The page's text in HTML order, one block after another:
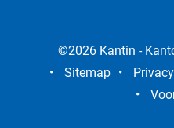
©2026 Kantin -
•
Sitemap •
•